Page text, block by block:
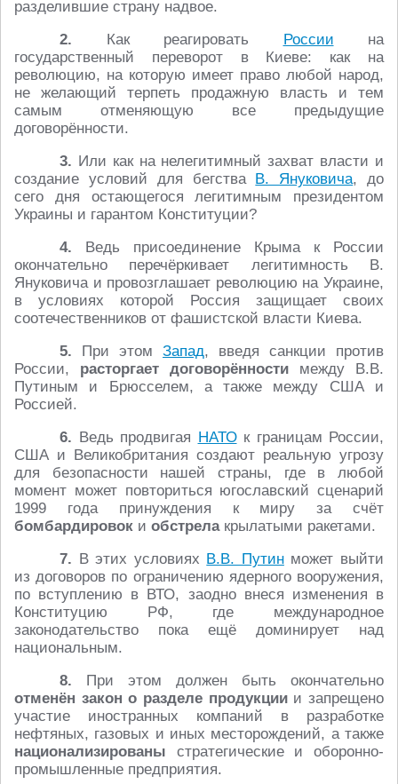
разделившие страну надвое.
2. Как реагировать России на
государственный переворот в Киеве: как на
революцию, на которую имеет право любой народ,
не желающий терпеть продажную власть и тем
самым отменяющую все предыдущие
договорённости.
3. Или как на нелегитимный захват власти и
создание условий для бегства В. Януковича, до
сего дня остающегося легитимным президентом
Украины и гарантом Конституции?
4. Ведь присоединение Крыма к России
окончательно перечёркивает легитимность В.
Януковича и провозглашает революцию на Украине,
в условиях которой Россия защищает своих
соотечественников от фашистской власти Киева.
5. При этом Запад, введя санкции против
России, расторгает договорённости между В.В.
Путиным и Брюсселем, а также между США и
Россией.
6. Ведь продвигая НАТОк границам России,
США и Великобритания создают реальную угрозу
для безопасности нашей страны, где в любой
момент может повториться югославский сценарий
1999 года принуждения к миру за счёт
бомбардировок и обстрелакрылатыми ракетами.
7. В этих условиях В.В. Путинможет выйти
из договоров по ограничению ядерного вооружения,
по вступлению в ВТО, заодно внеся изменения в
Конституцию РФ, где международное
законодательство пока ещё доминирует над
национальным.
8. При этом должен быть окончательно
отменён закон о разделе продукциии запрещено
участие иностранных компаний в разработке
нефтяных, газовых и иных месторождений, а также
национализированы стратегические и оборонно-
промышленные предприятия.